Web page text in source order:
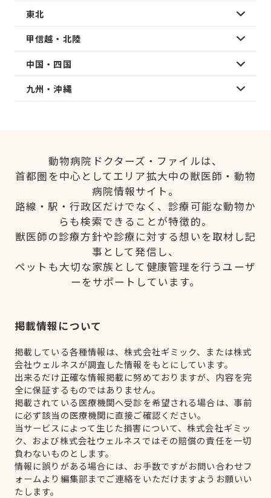
東北
甲信越・北陸
中国・四国
九州・沖縄
動物病院ドクターズ・ファイルは、
首都圏を中心としてエリア拡大中の獣医師・動物
病院情報サイト。
路線・駅・行政区だけでなく、診療可能な動物か
らも検索できることが特徴的。
獣医師の診療方針や診療に対する想いを取材し記
事として発信し、
ペットも大切な家族として健康管理を行うユーザ
ーをサポートしています。
掲載情報について
掲載している各種情報は、株式会社ギミック、または株式
会社ウェルネスが調査した情報をもとにしています。
出来るだけ正確な情報掲載に努めておりますが、内容を完
全に保証するものではありません。
掲載されている医療機関へ受診を希望される場合は、事前
に必ず該当の医療機関に直接ご確認ください。
当サービスによって生じた損害について、株式会社ギミッ
ク、および株式会社ウェルネスではその賠償の責任を一切
負わないものとします。
情報に誤りがある場合には、お手数ですがお問い合わせフ
ォームより編集部までご連絡をいただけますようお願いい
たします。